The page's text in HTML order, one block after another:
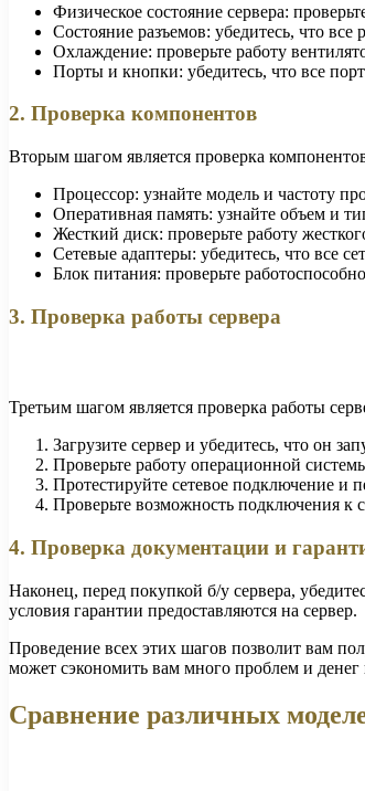
Физическое состояние сервера:
Состояние разъемов: убедитесь, что
Охлаждение: проверьте работу
Порты и кнопки: убедитесь, что все
2. Проверка компонентов
Вторым шагом является проверка
Процессор: узнайте модель и частоту
Оперативная память: узнайте объем и
Жесткий диск: проверьте работу
Сетевые адаптеры: убедитесь, что все
Блок питания: проверьте
3. Проверка работы сервера
Третьим шагом является проверка работы
Загрузите сервер и убедитесь, что он
Проверьте работу операционной
Протестируйте сетевое подключение и
Проверьте возможность подключения к
4. Проверка документации и
Наконец, перед покупкой б/у сервера,
условия гарантии предоставляются на сервер.
Проведение всех этих шагов позволит вам
может сэкономить вам много проблем и денег
Сравнение различных